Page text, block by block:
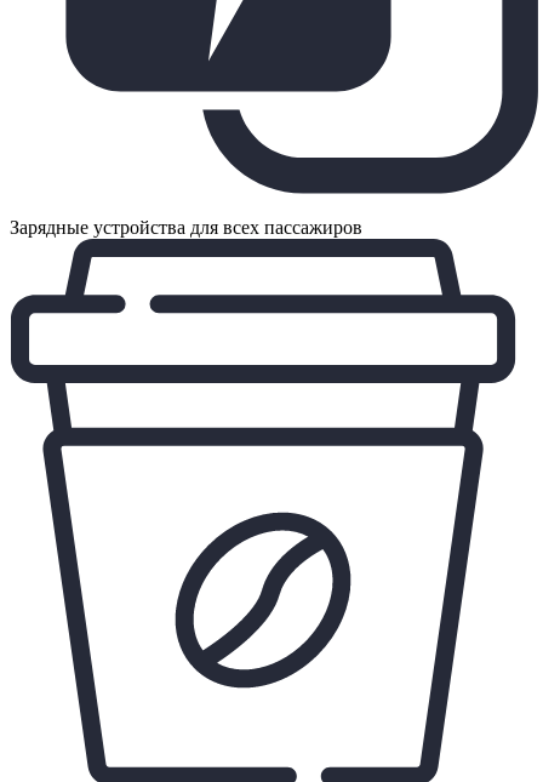
Зарядные устройства для всех пассажиров